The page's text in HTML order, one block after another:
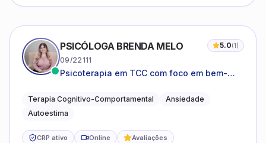
PSICÓLOGA BRENDA MELO 5.0(1)
09/22111
Psicoterapia em TCC com foco em bem-
o cotidiano
Terapia Cognitivo-Comportamental
Ansiedade
Autoestima
CRP ativo Online Avaliações